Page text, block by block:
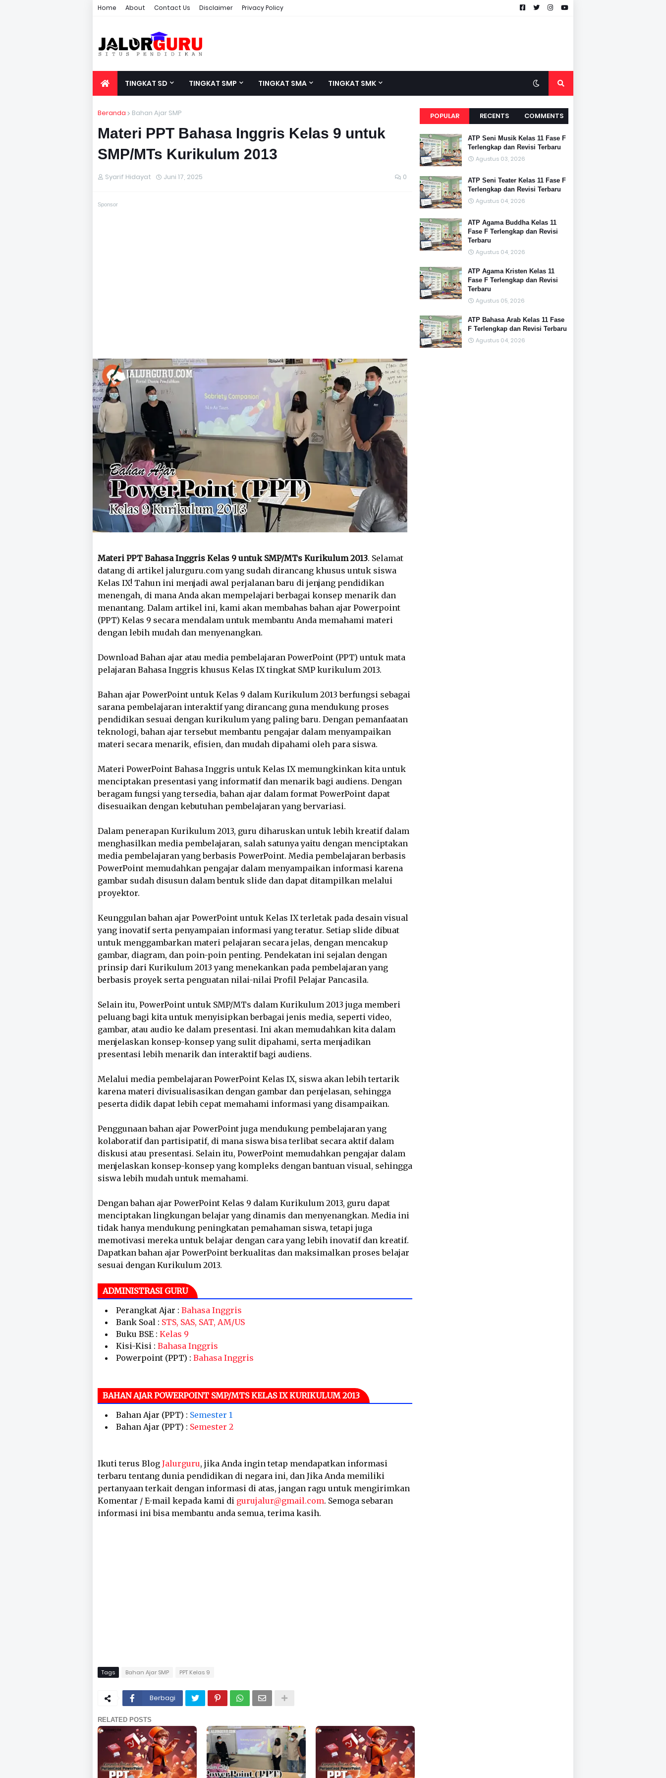
Home About Contact Us Disclaimer Privacy Policy
TINGKAT SD TINGKAT SMP TINGKAT SMA TINGKAT SMK
Beranda Bahan Ajar SMP
Materi PPT Bahasa Inggris Kelas 9 untuk
SMP/MTs Kurikulum 2013
Syarif Hidayat Juni 17, 2025 0
Sponsor
Materi PPT Bahasa Inggris Kelas 9 untuk SMP/MTs Kurikulum 2013. Selamat
datang di artikel jalurguru.com yang sudah dirancang khusus untuk siswa
Kelas IX! Tahun ini menjadi awal perjalanan baru di jenjang pendidikan
menengah, di mana Anda akan mempelajari berbagai konsep menarik dan
menantang. Dalam artikel ini, kami akan membahas bahan ajar Powerpoint
(PPT) Kelas 9 secara mendalam untuk membantu Anda memahami materi
dengan lebih mudah dan menyenangkan.
Download Bahan ajar atau media pembelajaran PowerPoint (PPT) untuk mata
pelajaran Bahasa Inggris khusus Kelas IX tingkat SMP kurikulum 2013.
Bahan ajar PowerPoint untuk Kelas 9 dalam Kurikulum 2013 berfungsi sebagai
sarana pembelajaran interaktif yang dirancang guna mendukung proses
pendidikan sesuai dengan kurikulum yang paling baru. Dengan pemanfaatan
teknologi, bahan ajar tersebut membantu pengajar dalam menyampaikan
materi secara menarik, efisien, dan mudah dipahami oleh para siswa.
Materi PowerPoint Bahasa Inggris untuk Kelas IX memungkinkan kita untuk
menciptakan presentasi yang informatif dan menarik bagi audiens. Dengan
beragam fungsi yang tersedia, bahan ajar dalam format PowerPoint dapat
disesuaikan dengan kebutuhan pembelajaran yang bervariasi.
Dalam penerapan Kurikulum 2013, guru diharuskan untuk lebih kreatif dalam
menghasilkan media pembelajaran, salah satunya yaitu dengan menciptakan
media pembelajaran yang berbasis PowerPoint. Media pembelajaran berbasis
PowerPoint memudahkan pengajar dalam menyampaikan informasi karena
gambar sudah disusun dalam bentuk slide dan dapat ditampilkan melalui
proyektor.
Keunggulan bahan ajar PowerPoint untuk Kelas IX terletak pada desain visual
yang inovatif serta penyampaian informasi yang teratur. Setiap slide dibuat
untuk menggambarkan materi pelajaran secara jelas, dengan mencakup
gambar, diagram, dan poin-poin penting. Pendekatan ini sejalan dengan
prinsip dari Kurikulum 2013 yang menekankan pada pembelajaran yang
berbasis proyek serta penguatan nilai-nilai Profil Pelajar Pancasila.
Selain itu, PowerPoint untuk SMP/MTs dalam Kurikulum 2013 juga memberi
peluang bagi kita untuk menyisipkan berbagai jenis media, seperti video,
gambar, atau audio ke dalam presentasi. Ini akan memudahkan kita dalam
menjelaskan konsep-konsep yang sulit dipahami, serta menjadikan
presentasi lebih menarik dan interaktif bagi audiens.
Melalui media pembelajaran PowerPoint Kelas IX, siswa akan lebih tertarik
karena materi divisualisasikan dengan gambar dan penjelasan, sehingga
peserta didik dapat lebih cepat memahami informasi yang disampaikan.
Penggunaan bahan ajar PowerPoint juga mendukung pembelajaran yang
kolaboratif dan partisipatif, di mana siswa bisa terlibat secara aktif dalam
diskusi atau presentasi. Selain itu, PowerPoint memudahkan pengajar dalam
menjelaskan konsep-konsep yang kompleks dengan bantuan visual, sehingga
siswa lebih mudah untuk memahami.
Dengan bahan ajar PowerPoint Kelas 9 dalam Kurikulum 2013, guru dapat
menciptakan lingkungan belajar yang dinamis dan menyenangkan. Media ini
tidak hanya mendukung peningkatan pemahaman siswa, tetapi juga
memotivasi mereka untuk belajar dengan cara yang lebih inovatif dan kreatif.
Dapatkan bahan ajar PowerPoint berkualitas dan maksimalkan proses belajar
sesuai dengan Kurikulum 2013.
ADMINISTRASI GURU
Perangkat Ajar : Bahasa Inggris
Bank Soal : STS, SAS, SAT, AM/US
Buku BSE : Kelas 9
Kisi-Kisi : Bahasa Inggris
Powerpoint (PPT) : Bahasa Inggris
BAHAN AJAR POWERPOINT SMP/MTS KELAS IX KURIKULUM 2013
Bahan Ajar (PPT) : Semester 1
Bahan Ajar (PPT) : Semester 2
Ikuti terus Blog Jalurguru, jika Anda ingin tetap mendapatkan informasi
terbaru tentang dunia pendidikan di negara ini, dan Jika Anda memiliki
pertanyaan terkait dengan informasi di atas, jangan ragu untuk mengirimkan
Komentar / E-mail kepada kami di gurujalur@gmail.com. Semoga sebaran
informasi ini bisa membantu anda semua, terima kasih.
Tags Bahan Ajar SMP PPT Kelas 9
Berbagi
RELATED POSTS
POPULAR RECENTS COMMENTS
ATP Seni Musik Kelas 11 Fase F
Terlengkap dan Revisi Terbaru
Agustus 03, 2026
ATP Seni Teater Kelas 11 Fase F
Terlengkap dan Revisi Terbaru
Agustus 04, 2026
ATP Agama Buddha Kelas 11
Fase F Terlengkap dan Revisi
Terbaru
Agustus 04, 2026
ATP Agama Kristen Kelas 11
Fase F Terlengkap dan Revisi
Terbaru
Agustus 05, 2026
ATP Bahasa Arab Kelas 11 Fase
F Terlengkap dan Revisi Terbaru
Agustus 04, 2026